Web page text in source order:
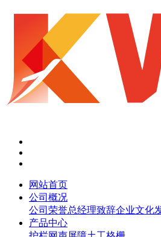
网站首页
公司概况
公司荣誉总经理致辞企业文化
产品中心